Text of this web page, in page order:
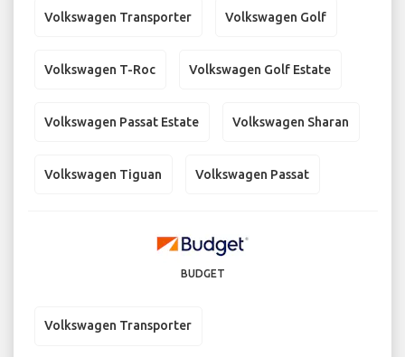
Volkswagen Transporter Volkswagen Golf
Volkswagen T-Roc Volkswagen Golf Estate
Volkswagen Passat Estate Volkswagen Sharan
Volkswagen Tiguan Volkswagen Passat
BUDGET
Volkswagen Transporter